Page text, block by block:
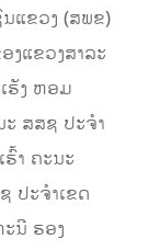
ແຂວງ (ສພຂ)
ແຂວງສາລະ
ຮັງ ຫອມ
ສສຊ ປະຈໍາ
າ ຄະນະ
ປະຈໍາເຂດ
ນີ ຮອງ